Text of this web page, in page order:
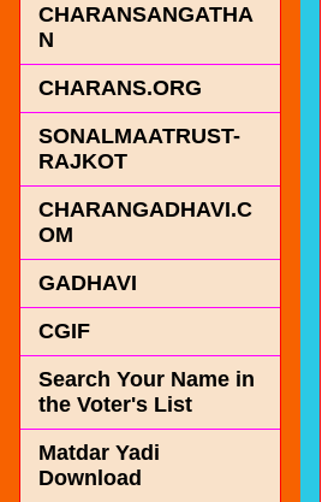
CHARANSANGATHA
N
CHARANS.ORG
SONALMAATRUST-
RAJKOT
CHARANGADHAVI.C
OM
GADHAVI
CGIF
Search Your Name in
the Voter's List
Matdar Yadi
Download